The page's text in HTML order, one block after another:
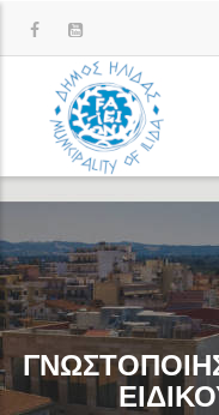
προς
περιεχόμενο